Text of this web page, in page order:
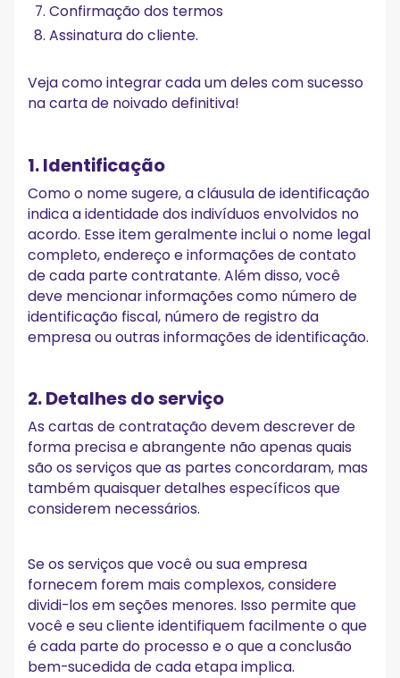
Confirmação dos termos
Assinatura do cliente.
Veja como integrar cada um deles com sucesso
na carta de noivado definitiva!
1. Identificação
Como o nome sugere, a cláusula de identificação
indica a identidade dos indivíduos envolvidos no
acordo. Esse item geralmente inclui o nome legal
completo, endereço e informações de contato
de cada parte contratante. Além disso, você
deve mencionar informações como número de
identificação fiscal, número de registro da
empresa ou outras informações de identificação.
2. Detalhes do serviço
As cartas de contratação devem descrever de
forma precisa e abrangente não apenas quais
são os serviços que as partes concordaram, mas
também quaisquer detalhes específicos que
considerem necessários.
Se os serviços que você ou sua empresa
fornecem forem mais complexos, considere
dividi-los em seções menores. Isso permite que
você e seu cliente identifiquem facilmente o que
é cada parte do processo e o que a conclusão
bem-sucedida de cada etapa implica.